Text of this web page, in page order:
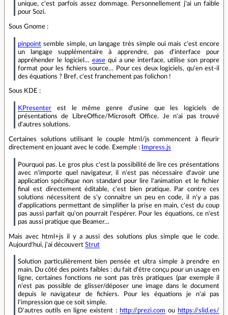
unique, c'est parfois assez dommage. Personnellement j'ai un faible
pour Sozi.
Sous Gnome :
pinpoint semble simple, un langage très simple oui mais c'est encore
un langage supplémentaire à apprendre, pas d'interface pour
appréhender le logiciel… easequi a une interface, utilise son propre
format pour les fichiers source… Pour ces deux logiciels, qu'en est-il
des équations ? Bref, c'est franchement pas folichon !
Sous KDE :
KPresenter est le même genre d'usine que les logiciels de
présentations de LibreOffice/Microsoft Office. Je n'ai pas trouvé
d'autres solutions.
Certaines solutions utilisant le couple html/js commencent à fleurir
directement en jouant avec le code. Exemple :
Impress.js
Pourquoi pas. Le gros plus c'est la possibilité de lire ces présentations
avec n'importe quel navigateur, il n'est pas nécessaire d'avoir une
application spécifique non standard pour lire l'animation et le fichier
final est directement éditable, c'est bien pratique. Par contre ces
solutions nécessitent de s'y connaître un peu en code, il n'y a pas
d'applications permettant de simplifier la prise en main, c'est du coup
pas aussi parfait qu'on pourrait l'espérer. Pour les équations, ce n'est
pas aussi pratique que Beamer…
Mais avec html+js il y a aussi des solutions plus simple que le code.
Aujourd'hui, j'ai découvert Strut
Solution particulièrement bien pensée et ultra simple à prendre en
main. Du côté des points faibles : du fait d'être conçu pour un usage en
ligne, certaines fonctions ne sont pas très pratiques (par exemple il
n'est pas possible de glisser/déposer une image dans le document
depuis le navigateur de fichiers. Pour les équations je n'ai pas
l'impression que ce soit simple.
D'autres outils en ligne existent : http://prezi.com ou https://slid.es/